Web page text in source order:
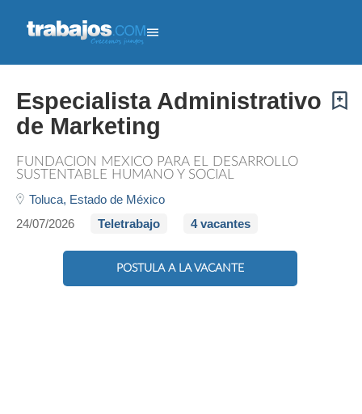
Funciones
Apoyar en la organización ..." />No es necesario contar con experiencia; ofrecemos capacitación
para impulsar tu desarrollo profesional.
Especialista Administrativo
de Marketing
FUNDACION MEXICO PARA EL DESARROLLO
SUSTENTABLE HUMANO Y SOCIAL
Toluca, Estado de México
24/07/2026
Teletrabajo 4 vacantes
POSTULA A LA VACANTE